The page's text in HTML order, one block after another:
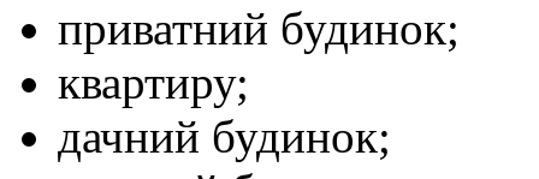
приватний будинок;
квартиру;
дачний будинок;